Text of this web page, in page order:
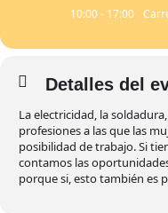
10:00 - 17:00
Detalles del
La electricidad, la
profesiones a las que las
posibilidad de trabajo. Si
contamos las
porque si, esto también es